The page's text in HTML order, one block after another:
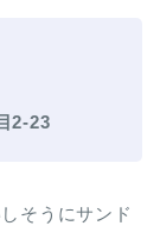
2-23
そうにサンド